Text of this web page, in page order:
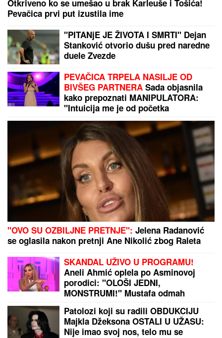
"Celo selo je od njega strepelo": Ljubisav ubio
komšiju kod Svrljiga pa otišao kod zubara, oglasila
se porodica posle presude
MINISTAR ARAKČI:
Iran pokazao snagu,
muslimanske zemlje treba da se oslone na sebe
"Varao me je, ali me nikada nije ponižavao": Folkeru
ovako priča o svemu
by Aklamator